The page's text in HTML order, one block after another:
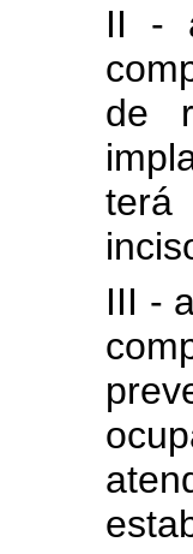
II -
de
terá
III -